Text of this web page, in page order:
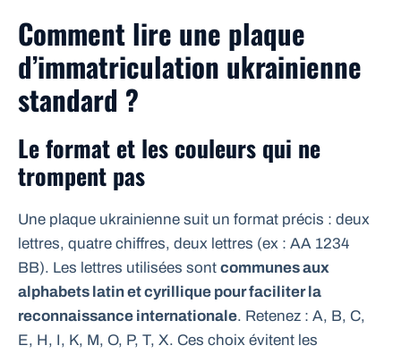
Comment lire une plaque
d’immatriculation ukrainienne
standard ?
Le format et les couleurs qui ne
trompent pas
Une plaque ukrainienne suit un format précis : deux
lettres, quatre chiffres, deux lettres (ex : AA 1234
BB). Les lettres utilisées sont communes aux
alphabets latin et cyrillique pour faciliter la
reconnaissance internationale. Retenez : A, B, C,
E, H, I, K, M, O, P, T, X. Ces choix évitent les